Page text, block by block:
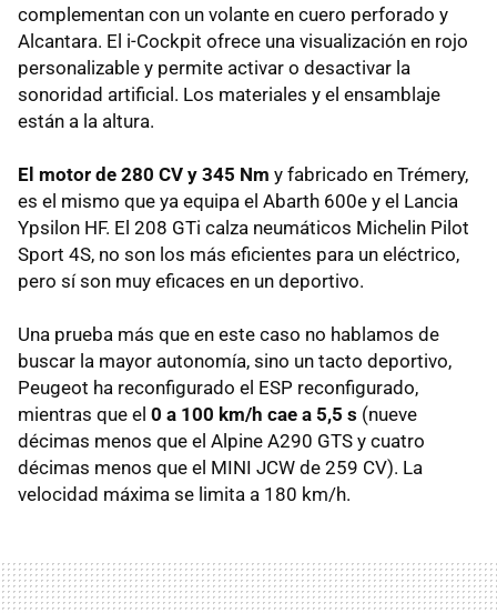
complementan con un volante en cuero perforado y
Alcantara. El i-Cockpit ofrece una visualización en rojo
personalizable y permite activar o desactivar la
sonoridad artificial. Los materiales y el ensamblaje
están a la altura.
El motor de 280 CV y 345 Nm y fabricado en Trémery,
es el mismo que ya equipa el Abarth 600e y el Lancia
Ypsilon HF. El 208 GTi calza neumáticos Michelin Pilot
Sport 4S, no son los más eficientes para un eléctrico,
pero sí son muy eficaces en un deportivo.
Una prueba más que en este caso no hablamos de
buscar la mayor autonomía, sino un tacto deportivo,
Peugeot ha reconfigurado el ESP reconfigurado,
mientras que el 0 a 100 km/h cae a 5,5 s (nueve
décimas menos que el Alpine A290 GTS y cuatro
décimas menos que el MINI JCW de 259 CV). La
velocidad máxima se limita a 180 km/h.